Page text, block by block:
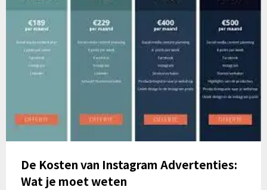
De Kosten van Instagram Advertenties:
Wat je moet weten